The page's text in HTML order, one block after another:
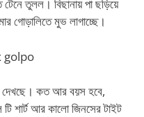
টেনে তুলল। বিছানায় পা ছড়িয়ে
গোড়ালিতে মুভ লাগাচ্ছে।
golpo
দেখছে। কত আর বয়স হবে,
শার্ট আর কালো জিনসের টাইট